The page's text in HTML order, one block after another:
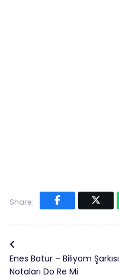
Share:
Enes Batur – Biliyom Şarkısı
Notaları Do Re Mi